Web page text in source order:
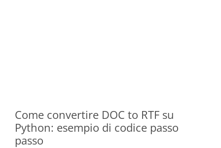
Come convertire DOC to RTF su
Python: esempio di codice passo
passo